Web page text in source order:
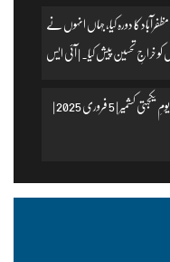
کا دورہ کیا، جہاں انہوں نے
کو خراجِ تحسین پیش کیا۔ | آئی ایس
کشمیر ایک زخم | یومِ یکجہتی کشمیر | 5 فروری 2025 |